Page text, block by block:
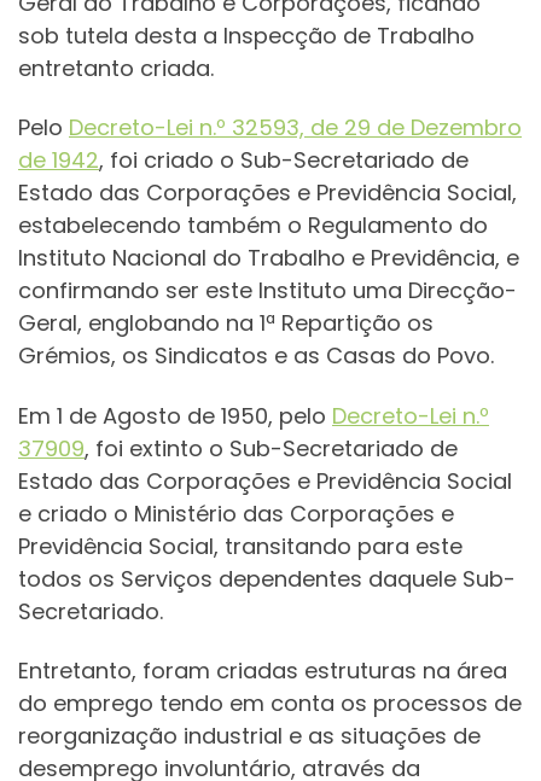
sob tutela desta a Inspecção de Trabalho
entretanto criada.
Pelo Decreto-Lei n.º 32593, de 29 de Dezembro
de 1942, foi criado o Sub-Secretariado de
Estado das Corporações e Previdência Social,
estabelecendo também o Regulamento do
Instituto Nacional do Trabalho e Previdência, e
confirmando ser este Instituto uma Direcção-
Geral, englobando na 1ª Repartição os
Grémios, os Sindicatos e as Casas do Povo.
Em 1 de Agosto de 1950, pelo Decreto-Lei n.º
37909, foi extinto o Sub-Secretariado de
Estado das Corporações e Previdência Social
e criado o Ministério das Corporações e
Previdência Social, transitando para este
todos os Serviços dependentes daquele Sub-
Secretariado.
Entretanto, foram criadas estruturas na área
do emprego tendo em conta os processos de
reorganização industrial e as situações de
desemprego involuntário, através da